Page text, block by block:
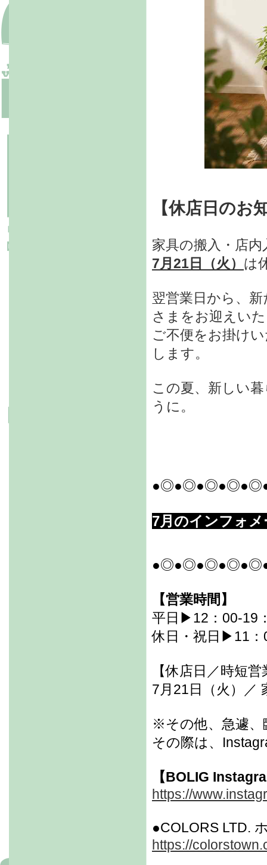
【休店日のお
家具の搬入・店
7月21日（火） は
翌営業日から、
さまをお迎えい
ご不便をお掛け
します。
この夏、新しい
うに。
7月のインフォ
【営業時間】
平日▶12：00-19
休日・祝日▶11：
【休店日／時短営
7月21日（火）／
※その他、急遽、
その際は、
【BOLIG
https://
●COLORS LTD.
https://